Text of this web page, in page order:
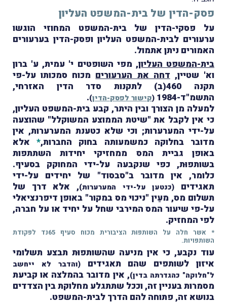
פסק-הדין של בית-המשפט העליון
על פסקי-הדין של בית-המשפט המחוזי הוגשו
ערעורים לבית-המשפט העליון ופסק-הדין בערעורים
האמורים ניתן אתמול.
בית-המשפט העליון, מפי השופטים י' עמית, ע' ברון
וא' שטיין, דחה את הערעורים מכוח סמכותו על-פי
תקנה 460(ב) לתקנות סדר הדין האזרחי,
התשמ"ד-1984
(קישור לפסק-הדין)
.
למעלה מן הצורך ובין היתר, קבע בית-המשפט העליון,
כי אין לקבל את "שיטת הממוצע המשוקלל" שהוצעה
על-ידי המערערות; וכי שלא כטענת המערערות, אין
מדובר בחלוקה כמשמעותה בחוק החברות,
* אלא
באופן גביית המס ממחזיקי יחידות השתתפות
בשותפוּת, כפי שנקבעה על-ידי המחוקק בסעיף.
כלומר, אין מדובר ב"סבסוד" של יחידים על-ידי
תאגידים
(כנטען על-ידי המערערות), אלא דרך של
תשלום מס, מעֵין "ניכוי מס במקור" באופן דיפרנציאלי
על-פי שיעור המס המירבי שחל על יחיד או על חברה,
לפי המחזיק.
* אשר חלה על השותפוּת הציבורית מכוח סעיף 65נד לפקודת
השותפויות.
עוד נקבע, כי אין מניעה שהשותפוּת תבצע תשלומי
איזון לשותפים שהם תאגידים(והדבר לא ייחשב
ל"חלוקה" כהגדרתה בדין), אין מדובר בהמלצה או קביעת
מסמרות בעניין זה, וככל שתתגלע מחלוקת בין הצדדים
בנושא זה, פתוחה להם הדרך לבית-המשפט.